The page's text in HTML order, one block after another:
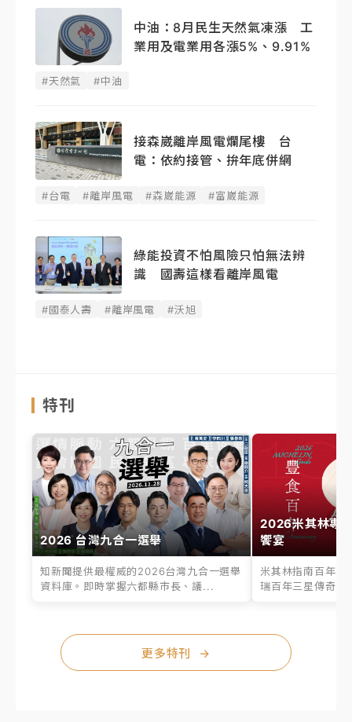
中油：8月民生天然氣凍漲 工
業用及電業用各漲5%、9.91%
#天然氣 #中油
接森崴離岸風電爛尾樓 台
電：依約接管、拚年底併網
#台電 #離岸風電 #森崴能源 #富崴能源
綠能投資不怕風險只怕無法辨
識 國壽這樣看離岸風電
#國泰人壽 #離岸風電 #沃旭
特刊
2026 台灣九合一選舉
知新聞提供最權威的2026台灣九合一選舉
資料庫。即時掌握六都縣市長、議...
2026米其林專
饗宴
米其林指南百年之
瑞百年三星傳奇、
更多特刊 →